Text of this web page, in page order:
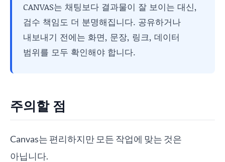
CANVAS는 채팅보다 결과물이 잘 보이는 대신,
검수 책임도 더 분명해집니다. 공유하거나
내보내기 전에는 화면, 문장, 링크, 데이터
범위를 모두 확인해야 합니다.
주의할 점
Canvas는 편리하지만 모든 작업에 맞는 것은
아닙니다.